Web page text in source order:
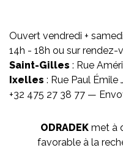
Ouvert vendredi + samedi
14h - 18h ou sur rendez-
Saint-Gilles : Rue
Ixelles : Rue Paul
+32 475 27 38 77 —
ODRADEK met à
favorable à la